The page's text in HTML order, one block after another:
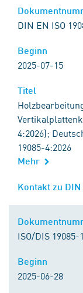
DIN EN ISO
Beginn
2025-07-15
Titel
4:2026);
19085-4:2026
Mehr
Kontakt zu DIN
Kontakt zu DIN
ISO/DIS 19085-
Beginn
2025-06-28